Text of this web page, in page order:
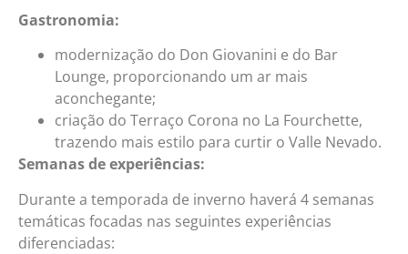
Gastronomia:
modernização do Don Giovanini e do Bar
Lounge, proporcionando um ar mais
aconchegante;
criação do Terraço Corona no La Fourchette,
trazendo mais estilo para curtir o Valle Nevado.
Semanas de experiências:
Durante a temporada de inverno haverá 4 semanas
temáticas focadas nas seguintes experiências
diferenciadas: